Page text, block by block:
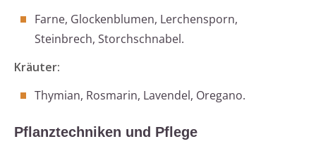
Farne, Glockenblumen, Lerchensporn,
Steinbrech, Storchschnabel.
Kräuter:
Thymian, Rosmarin, Lavendel, Oregano.
Pflanztechniken und Pflege